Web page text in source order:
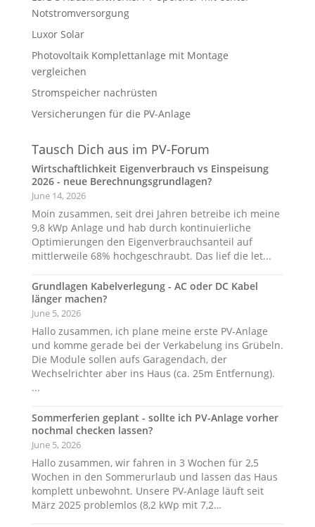
Notstromversorgung
Luxor Solar
Photovoltaik Komplettanlage mit Montage
vergleichen
Stromspeicher nachrüsten
Versicherungen für die PV-Anlage
Tausch Dich aus im PV-Forum
Wirtschaftlichkeit Eigenverbrauch vs Einspeisung
2026 - neue Berechnungsgrundlagen?
June 14, 2026
Moin zusammen, seit drei Jahren betreibe ich meine
9,8 kWp Anlage und hab durch kontinuierliche
Optimierungen den Eigenverbrauchsanteil auf
mittlerweile 68% hochgeschraubt. Das lief die let...
Grundlagen Kabelverlegung - AC oder DC Kabel
länger machen?
June 5, 2026
Hallo zusammen, ich plane meine erste PV-Anlage
und komme gerade bei der Verkabelung ins Grübeln.
Die Module sollen aufs Garagendach, der
Wechselrichter aber ins Haus (ca. 25m Entfernung).
...
Sommerferien geplant - sollte ich PV-Anlage vorher
nochmal checken lassen?
June 5, 2026
Hallo zusammen, wir fahren in 3 Wochen für 2,5
Wochen in den Sommerurlaub und lassen das Haus
komplett unbewohnt. Unsere PV-Anlage läuft seit
März 2025 problemlos (8,2 kWp mit 7,2…